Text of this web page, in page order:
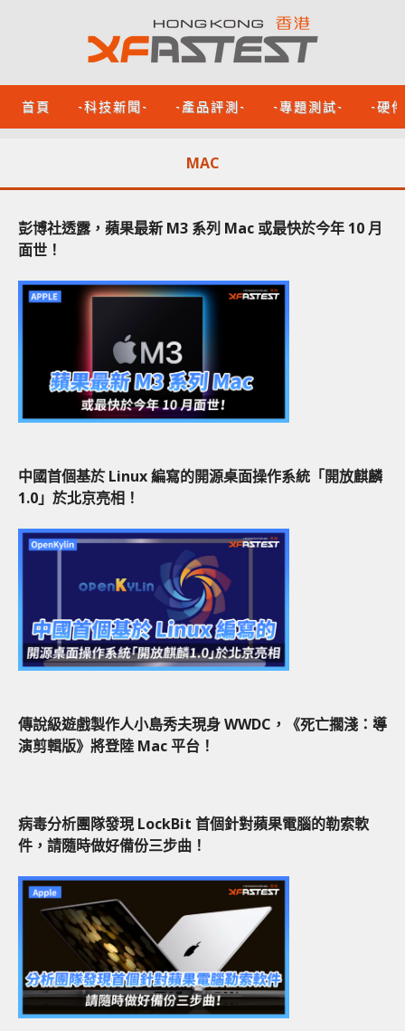
首頁 -科技新聞- -產品評測- -專題測試- -硬
MAC
彭博社透露，蘋果最新 M3 系列 Mac 或最快於今年 10 月
面世！
中國首個基於 Linux 編寫的開源桌面操作系統「開放麒麟
1.0」於北京亮相！
傳說級遊戲製作人小島秀夫現身 WWDC，《死亡擱淺：導
演剪輯版》將登陸 Mac 平台！
病毒分析團隊發現 LockBit 首個針對蘋果電腦的勒索軟
件，請隨時做好備份三步曲！